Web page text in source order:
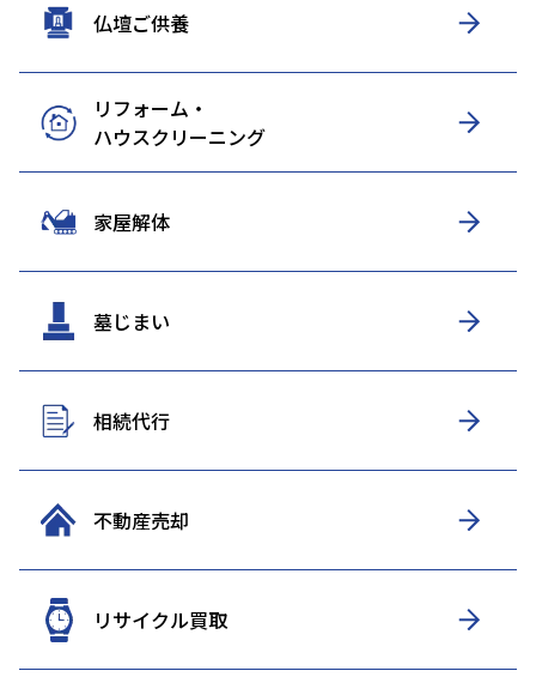
仏壇ご供養
リフォーム・
ハウスクリーニング
家屋解体
墓じまい
相続代行
不動産売却
リサイクル買取